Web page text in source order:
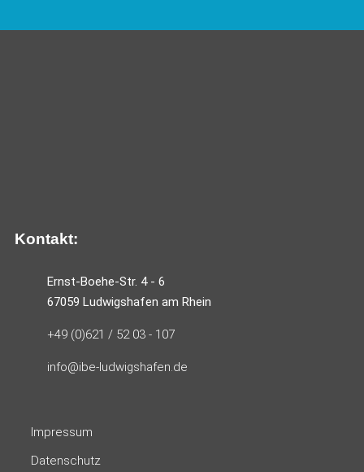
Kontakt:
Ernst-Boehe-Str. 4 - 6
67059 Ludwigshafen am Rhein
+49 (0)621 / 52 03 - 107
info@ibe-ludwigshafen.de
Impressum
Datenschutz